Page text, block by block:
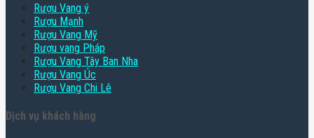
Rượu Vang ý
Rượu Mạnh
Rượu Vang Mỹ
Rượu vang Pháp
Rượu Vang Tây Ban Nha
Rượu Vang Úc
Rượu Vang Chi Lê
Dịch vụ khách hàng